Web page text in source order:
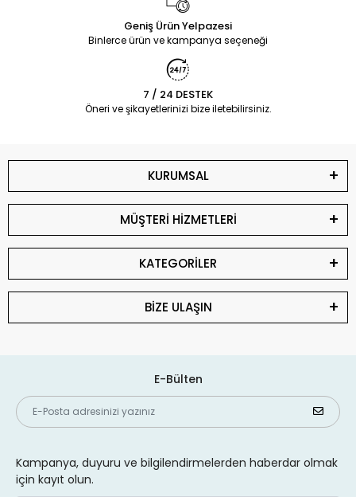
Geniş Ürün Yelpazesi
Binlerce ürün ve kampanya seçeneği
7 / 24 DESTEK
Öneri ve şikayetlerinizi bize iletebilirsiniz.
KURUMSAL
MÜŞTERİ HİZMETLERİ
KATEGORİLER
BİZE ULAŞIN
E-Bülten
Kampanya, duyuru ve bilgilendirmelerden haberdar olmak
için kayıt olun.